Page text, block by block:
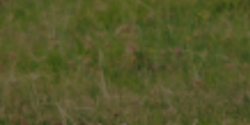
130 ANS
ÉCHIRÉ
NOS PRODUITS
D’EXCELLENCE
LE BEURRE